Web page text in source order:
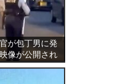
が包丁男に発
像が公開され